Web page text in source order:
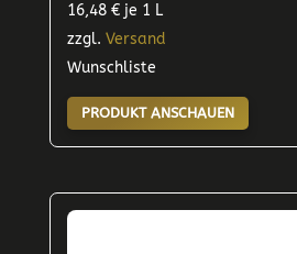
16,48 €je 1 L
zzgl. Versand
Wunschliste
PRODUKT ANSCHAUEN